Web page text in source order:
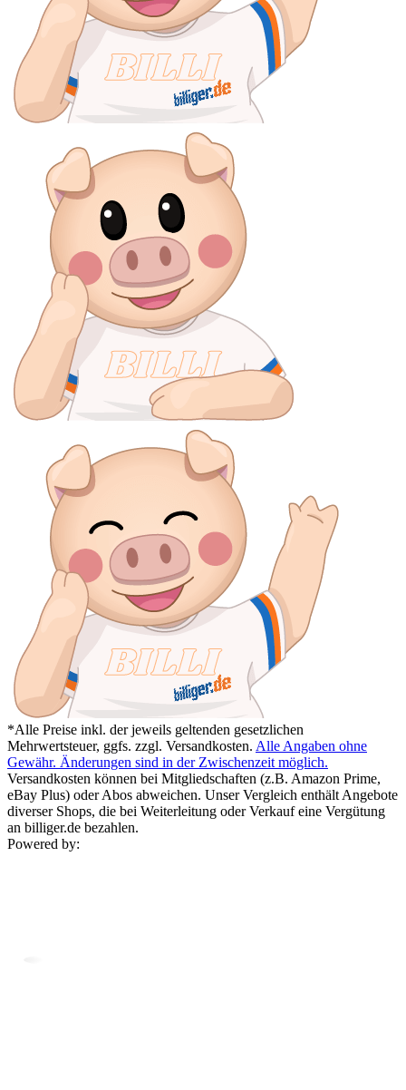
*Alle Preise inkl. der jeweils geltenden gesetzlichen
Mehrwertsteuer, ggfs. zzgl. Versandkosten. Alle Angaben ohne
Gewähr. Änderungen sind in der Zwischenzeit möglich.
Versandkosten können bei Mitgliedschaften (z.B. Amazon Prime,
eBay Plus) oder Abos abweichen. Unser Vergleich enthält Angebote
diverser Shops, die bei Weiterleitung oder Verkauf eine Vergütung
an billiger.de bezahlen.
Powered by: